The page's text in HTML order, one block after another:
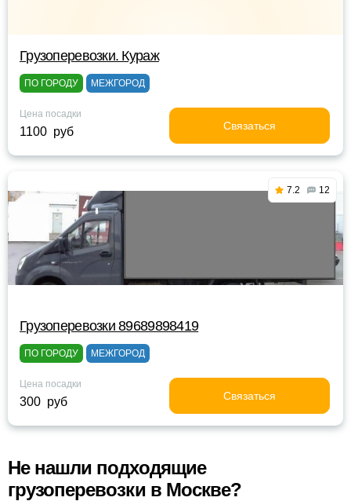
Грузоперевозки. Кураж
ПО ГОРОДУ МЕЖГОРОД
Цена посадки
1100 руб Связаться
7.2 12
Грузоперевозки 89689898419
ПО ГОРОДУ МЕЖГОРОД
Цена посадки
300 руб Связаться
Не нашли подходящие
грузоперевозки в Москве?